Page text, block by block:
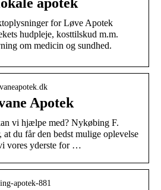
for Løve Apotek
hudpleje, kosttilskud m.m.
om medicin og sundhed.
Apotek
vi hjælpe med? Nykøbing F.
at du får den bedst mulige oplevelse
vores yderste for …
apotek-881